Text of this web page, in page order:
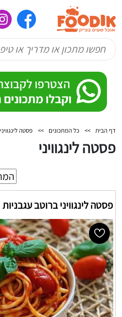
דף הבית >> כל המתכונים >> פסטה לינגוויני
פסטה לינגוויני
פסטה לינגוויני ברוטב עגבניות